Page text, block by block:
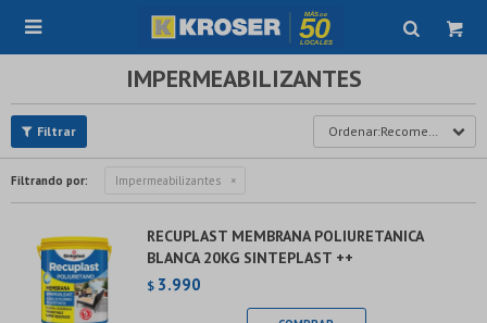

IMPERMEABILIZANTES
Recomendados
Filtrando por: Impermeabilizantes
RECUPLAST MEMBRANA POLIURETANICA
BLANCA 20KG SINTEPLAST ++
$ 3.990